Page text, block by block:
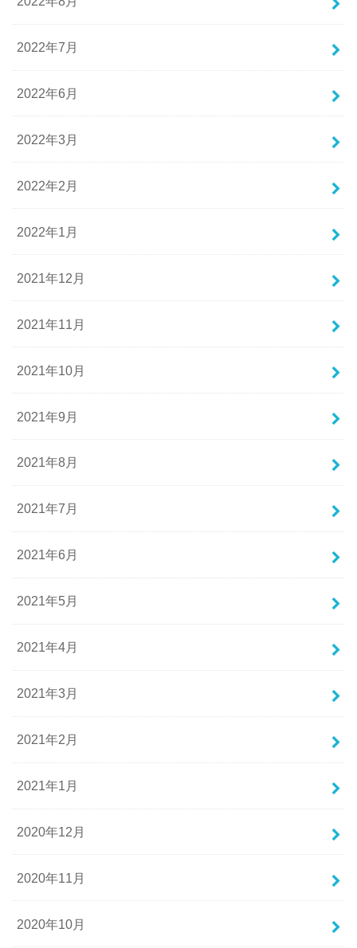
2022年7月
2022年6月
2022年3月
2022年2月
2022年1月
2021年12月
2021年11月
2021年10月
2021年9月
2021年8月
2021年7月
2021年6月
2021年5月
2021年4月
2021年3月
2021年2月
2021年1月
2020年12月
2020年11月
2020年10月